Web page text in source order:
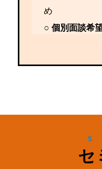
め
○ 個別面談希
め
問い合わせ頂
し管理するた
S
セ